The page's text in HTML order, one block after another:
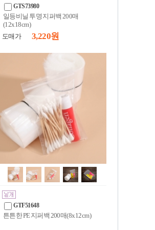
GTS73980
일등비닐 투명 지퍼백 200매
(12x18cm)
도매가
3,220 원
GTF51648
튼튼한 PE 지퍼백 200매(8x12cm)